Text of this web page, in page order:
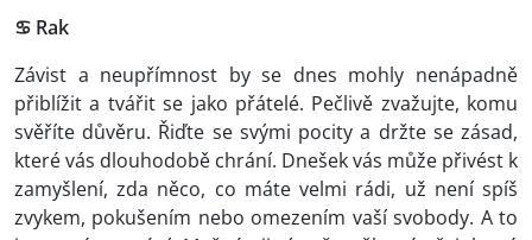
♋ Rak
Závist a neupřímnost by se dnes mohly nenápadně
přiblížit a tvářit se jako přátelé. Pečlivě zvažujte, komu
svěříte důvěru. Řiďte se svými pocity a držte se zásad,
které vás dlouhodobě chrání. Dnešek vás může přivést k
zamyšlení, zda něco, co máte velmi rádi, už není spíš
zvykem, pokušením nebo omezením vaší svobody. A to